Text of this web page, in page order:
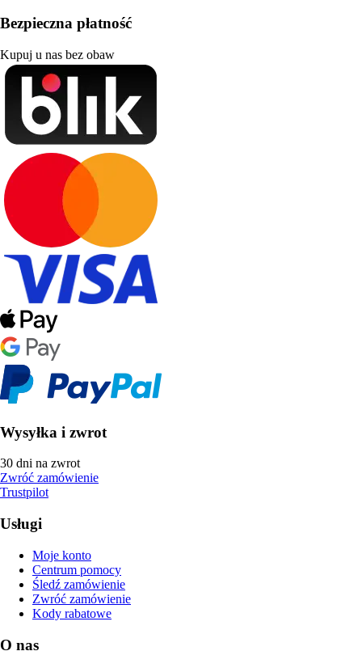
Bezpieczna płatność
Kupuj u nas bez obaw
Wysyłka i zwrot
30 dni na zwrot
Zwróć zamówienie
Trustpilot
Usługi
Moje konto
Centrum pomocy
Śledź zamówienie
Zwróć zamówienie
Kody rabatowe
O nas